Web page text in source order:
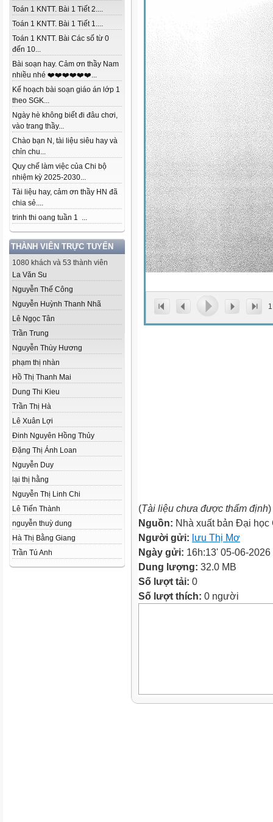
Toán 1 KNTT. Bài 1 Tiết 2....
Toán 1 KNTT. Bài 1 Tiết 1....
Toán 1 KNTT. Bài Các số từ 0
đến 10...
Bài soạn hay. Cảm ơn thầy Nam
nhiều nhé ❤️❤️❤️❤️❤️❤️...
Kế hoạch bài soạn giáo án lớp 1
theo SGK...
Ngày hè không biết đi đâu chơi,
vào trang thầy...
Chào bạn N, tài liệu siêu hay và
chỉn chu...
Quy chế làm việc của Chi bộ
nhiệm kỳ 2025-2030...
Tài liệu hay, cảm ơn thầy HN đã
chia sẻ....
trinh thi oang tuần 1 ...
THÀNH VIÊN TRỰC TUYẾN
1080 khách và 53 thành viên
La Văn Su
Nguyễn Thế Công
Nguyễn Huỳnh Thanh Nhã
Lê Ngọc Tân
Trần Trung
Nguyễn Thùy Hương
phạm thị nhàn
Hồ Thị Thanh Mai
Dung Thi Kieu
Trần Thị Hà
Lê Xuân Lợi
Đinh Nguyên Hồng Thủy
Đặng Thị Ánh Loan
Nguyễn Duy
lại thị hằng
Nguyễn Thị Linh Chi
Lê Tiến Thành
nguyễn thuỳ dung
Hà Thị Bằng Giang
Trần Tú Anh
1
(Tài liệu chưa được thẩm định)
Nguồn: Nhà xuất bản Đại học
Người gửi: lưu Thị Mơ
Ngày gửi: 16h:13' 05-06-2026
Dung lượng: 32.0 MB
Số lượt tải: 0
Số lượt thích: 0 người